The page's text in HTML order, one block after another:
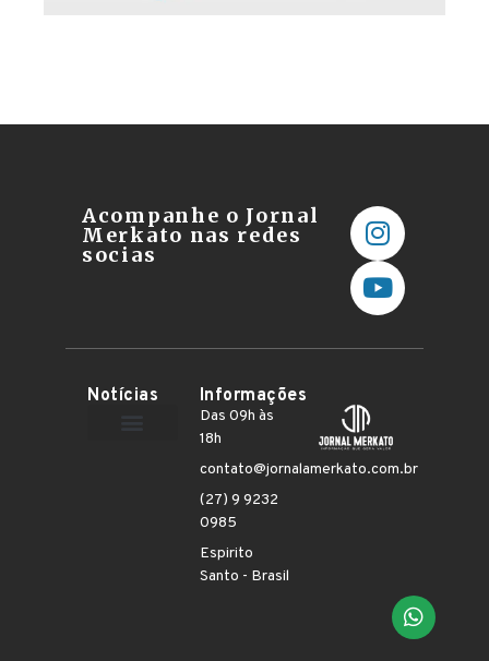
Acompanhe o Jornal
Merkato nas redes
socias
Notícias Informações
Das 09h às
18h
contato@jornalamerkato.com.br
(27) 9 9232
0985
Espirito
Santo - Brasil